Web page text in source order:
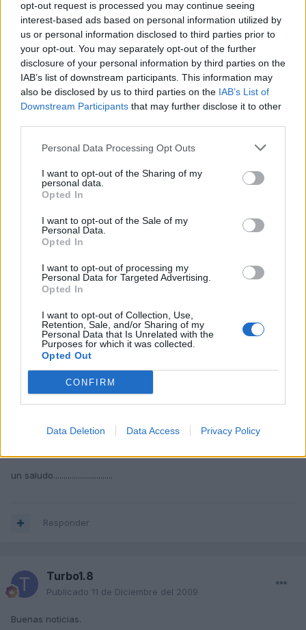
opt-out request is processed you may continue seeing
interest-based ads based on personal information utilized by
us or personal information disclosed to third parties prior to
your opt-out. You may separately opt-out of the further
disclosure of your personal information by third parties on the
IAB’s list of downstream participants. This information may
also be disclosed by us to third parties on the IAB’s List of
Downstream Participants that may further disclose it to other
Personal Data Processing Opt Outs
I want to opt-out of the Sharing of my
personal data.
Opted In
I want to opt-out of the Sale of my
Personal Data.
Opted In
I want to opt-out of processing my
Personal Data for Targeted Advertising.
Opted In
I want to opt-out of Collection, Use,
Retention, Sale, and/or Sharing of my
Personal Data that Is Unrelated with the
Purposes for which it was collected.
Opted Out
CONFIRM
Data Deletion Data Access Privacy Policy
Mirar lo que he encontrado...
http://www.maolung.com/PICEAB/PLAD021-2.JPG
http://cgi.ebay.com/ebaymotors/Audi-A4-
B6-...=item439bcc6714
Es caro y no lo mandan a España, pero sabiendo que
existe, igual lo hay por aquí....
algo asi es lo que montan el los bmw.
por algun sitio los vi, pero no recuerdo donde, el precio 48 euros
un saludo....................
Responder
CAITO
...............................
un saludo.............................
Responder
Turbo1.8
Publicado 11 de Diciembre del 2009
Buenas noticias.